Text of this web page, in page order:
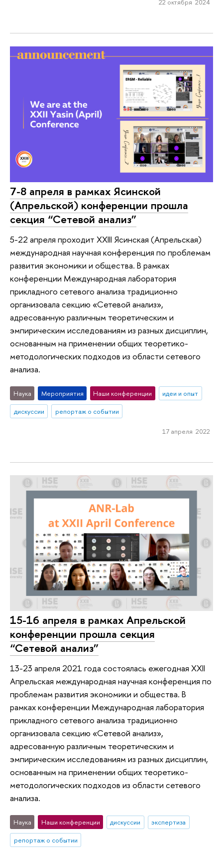
22 октября 2024
7-8 апреля в рамках Ясинской
(Апрельской) конференции прошла
секция “Сетевой анализ”
5-22 апреля проходит XXIII Ясинская (Апрельская)
международная научная конференция по проблемам
развития экономики и общества. В рамках
конференции Международная лаборатория
прикладного сетевого анализа традиционно
организовала секцию «Сетевой анализ»,
адресованную различным теоретическим и
эмпирическим исследованиям из разных дисциплин,
основанным на применении общих теоретико-
методологических подходов из области сетевого
анализа.
Наука Мероприятия Наши конференции
идеи и опыт
дискуссии
репортаж о событии
17 апреля 2022
15-16 апреля в рамках Апрельской
конференции прошла секция
“Сетевой анализ”
13-23 апреля 2021 года состоялась ежегодная XXII
Апрельская международная научная конференция по
проблемам развития экономики и общества. В
рамках конференции Международная лаборатория
прикладного сетевого анализа традиционно
организовала секцию «Сетевой анализ»,
адресованную различным теоретическим и
эмпирическим исследованиям из разных дисциплин,
основанным на применении общих теоретико-
методологических подходов из области сетевого
анализа.
Наука Наши конференции дискуссии
экспертиза
репортаж о событии